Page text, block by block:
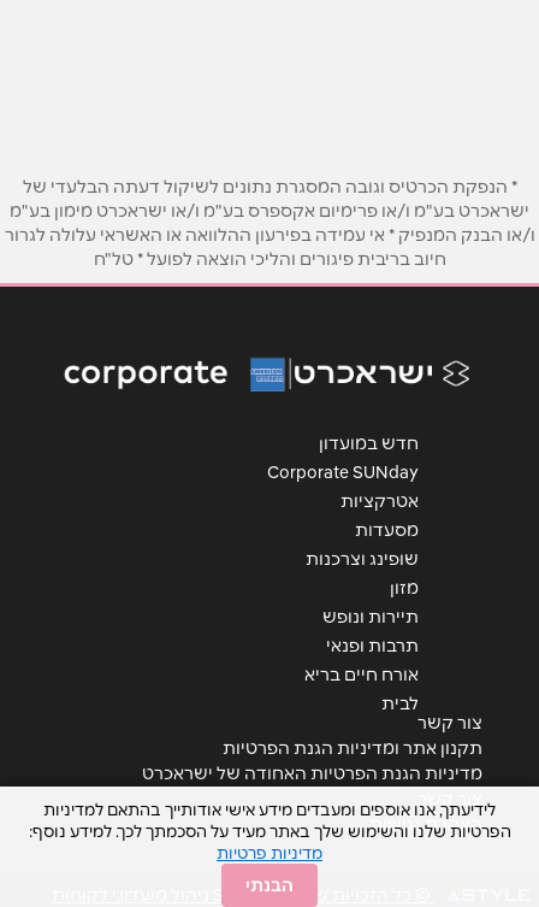
טלפון*
אימייל *
אנא חזרו אלי בקשר ל...
הודעה*
* הנפקת הכרטיס וגובה המסגרת נתונים לשיקול דעתה הבלעדי של
ישראכרט בע"מ ו/או פרימיום אקספרס בע"מ ו/או ישראכרט מימון בע"מ
ו/או הבנק המנפיק * אי עמידה בפירעון ההלוואה או האשראי עלולה לגרור
חיוב בריבית פיגורים והליכי הוצאה לפועל * טל"ח
חדש במועדון
Corporate SUNday
אטרקציות
מסעדות
שופינג וצרכנות
מזון
תיירות ונופש
תרבות ופנאי
אורח חיים בריא
לבית
צור קשר
תקנון אתר ומדיניות הגנת הפרטיות
מדיניות הגנת הפרטיות האחודה של ישראכרט
הצהרת נגישות
© כל הזכויות שמורות STYLE ניהול מועדוני לקוחות
לידיעתך, אנו אוספים ומעבדים מידע אישי אודותייך בהתאם למדיניות
הפרטיות שלנו והשימוש שלך באתר מעיד על הסכמתך לכך. למידע נוסף:
מדיניות פרטיות
הבנתי